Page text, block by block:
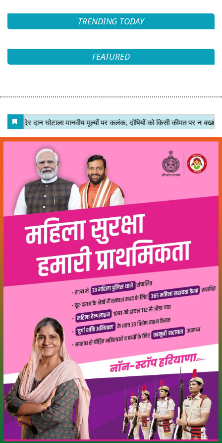
अगर आप पात्र हैं, तो इस योजना का लाभ उठाने के लिए जल्द से जल्द आवेदन
करें और स्वच्छ ऊर्जा के इस नए युग का हिस्सा बनें।
Telegram Group Join Now
TRENDING TODAY
FEATURED